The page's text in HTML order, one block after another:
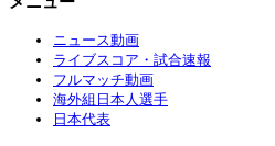
ニュース動画
ライブスコア・試合速報
フルマッチ動画
海外組日本人選手
日本代表